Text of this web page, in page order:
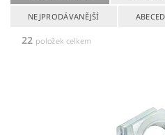
NEJPRODÁVANĚJŠÍ
22 položek celkem